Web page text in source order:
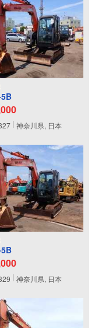
神奈川県, 日本
神奈川県, 日本